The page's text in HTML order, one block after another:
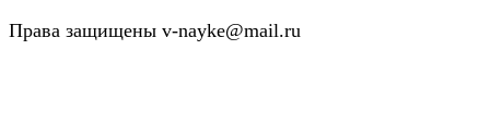
Права защищены v-nayke@mail.ru